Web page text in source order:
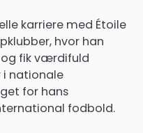
karriere med Étoile
hvor han
fik værdifuld
nationale
for hans
fodbold.